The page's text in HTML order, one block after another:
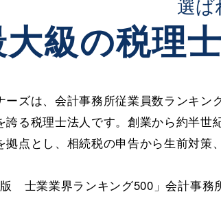
選ば
級の税理
ズは、会計事務所従業員数ランキン
る税理士法人です。創業から約半世
点とし、相続税の申告から生前対策
士業業界ランキング500」会計事務